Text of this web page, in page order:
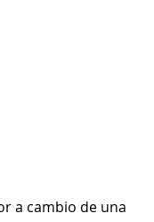
a cambio de una